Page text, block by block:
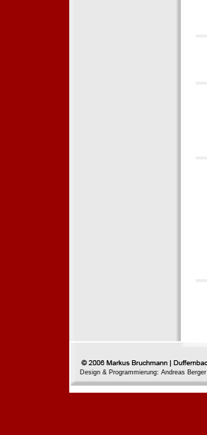
Design & Programmierung: Andreas Berger